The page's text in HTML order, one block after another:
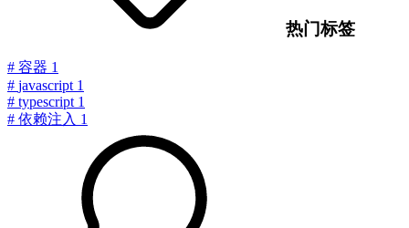
热门标签
# 容器 1
# javascript 1
# typescript 1
# 依赖注入 1